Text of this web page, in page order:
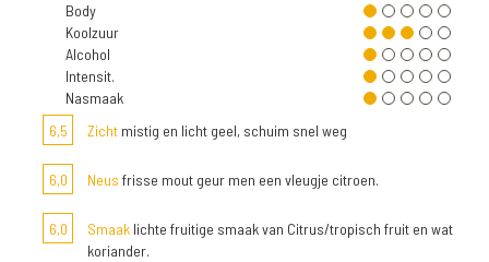
Body
Koolzuur
Alcohol
Intensit.
Nasmaak
6,5
Zicht mistig en licht geel, schuim snel weg
6,0 Neus frisse mout geur men een vleugje citroen.
6,0 Smaak lichte fruitige smaak van Citrus/tropisch fruit en wat
koriander.